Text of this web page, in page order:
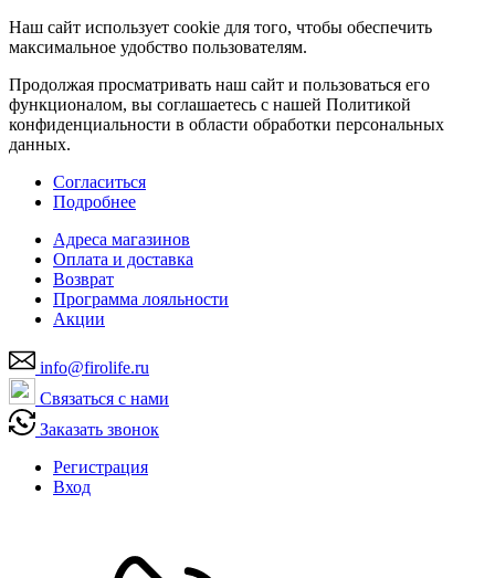
Наш сайт использует cookie для того, чтобы обеспечить
максимальное удобство пользователям.
Продолжая просматривать наш сайт и пользоваться его
функционалом, вы соглашаетесь с нашей Политикой
конфиденциальности в области обработки персональных
данных.
Согласиться
Подробнее
Адреса магазинов
Оплата и доставка
Возврат
Программа лояльности
Акции
info@firolife.ru
Связаться с нами
Заказать звонок
Регистрация
Вход